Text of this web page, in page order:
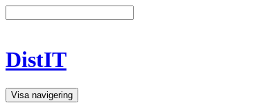
DistIT
Visa navigering